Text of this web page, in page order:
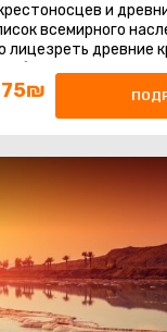
и
всемирного
лицезреть древние
стены, восточный базар, старинные ...